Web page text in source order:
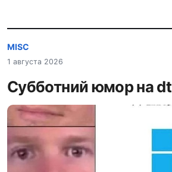
MISC
1 августа 2026
Субботний юмор на dt